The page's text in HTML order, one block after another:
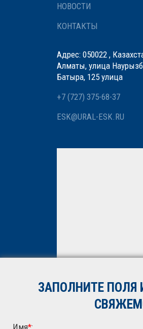
НОВОСТИ
КОНТАКТЫ
Адрес: 050022 ,
Алматы, улица
Батыра, 125 улица
+7 (727) 375-68-37
ESK@URAL-ESK.RU
обработку
обработке данных в
*
ЗАПОЛНИТЕ